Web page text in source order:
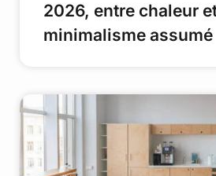
2026, entre chaleur
minimalisme assumé